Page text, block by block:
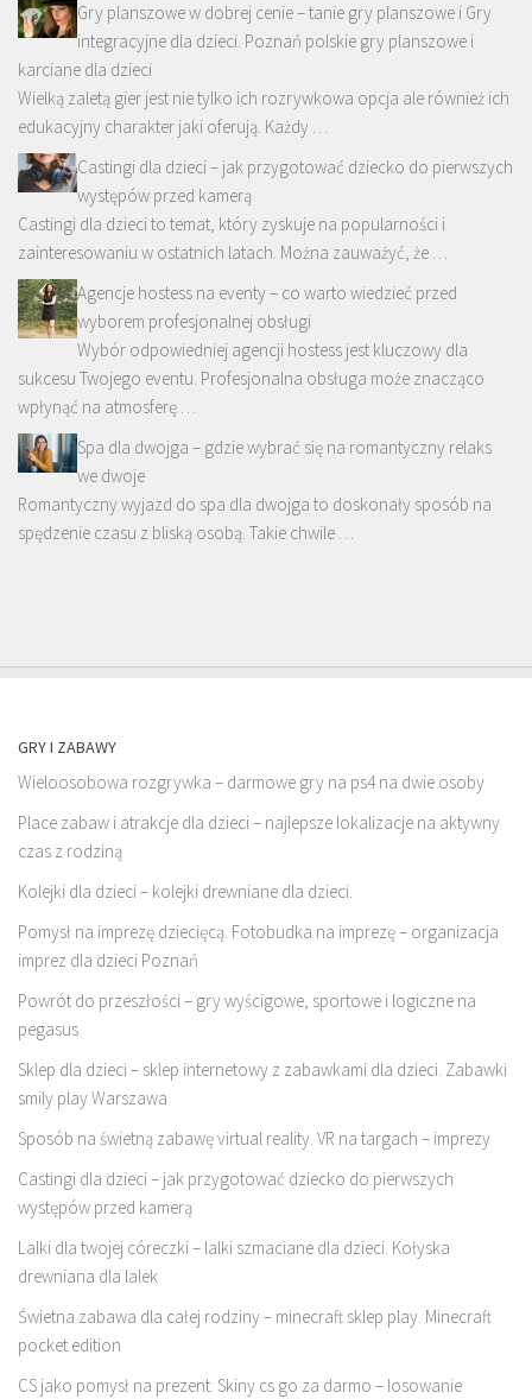
Gry planszowe w dobrej cenie – tanie gry planszowe i Gry
integracyjne dla dzieci. Poznań polskie gry planszowe i
karciane dla dzieci
Wielką zaletą gier jest nie tylko ich rozrywkowa opcja ale również ich
edukacyjny charakter jaki oferują. Każdy …
Castingi dla dzieci – jak przygotować dziecko do pierwszych
występów przed kamerą
Castingi dla dzieci to temat, który zyskuje na popularności i
zainteresowaniu w ostatnich latach. Można zauważyć, że …
Agencje hostess na eventy – co warto wiedzieć przed
wyborem profesjonalnej obsługi
Wybór odpowiedniej agencji hostess jest kluczowy dla
sukcesu Twojego eventu. Profesjonalna obsługa może znacząco
wpłynąć na atmosferę …
Spa dla dwojga – gdzie wybrać się na romantyczny relaks
we dwoje
Romantyczny wyjazd do spa dla dwojga to doskonały sposób na
spędzenie czasu z bliską osobą. Takie chwile …
GRY I ZABAWY
Wieloosobowa rozgrywka – darmowe gry na ps4 na dwie osoby
Place zabaw i atrakcje dla dzieci – najlepsze lokalizacje na aktywny
czas z rodziną
Kolejki dla dzieci – kolejki drewniane dla dzieci.
Pomysł na imprezę dziecięcą. Fotobudka na imprezę – organizacja
imprez dla dzieci Poznań
Powrót do przeszłości – gry wyścigowe, sportowe i logiczne na
pegasus
Sklep dla dzieci – sklep internetowy z zabawkami dla dzieci. Zabawki
smily play Warszawa
Sposób na świetną zabawę virtual reality. VR na targach – imprezy
Castingi dla dzieci – jak przygotować dziecko do pierwszych
występów przed kamerą
Lalki dla twojej córeczki – lalki szmaciane dla dzieci. Kołyska
drewniana dla lalek
Świetna zabawa dla całej rodziny – minecraft sklep play. Minecraft
pocket edition
CS jako pomysł na prezent. Skiny cs go za darmo – losowanie